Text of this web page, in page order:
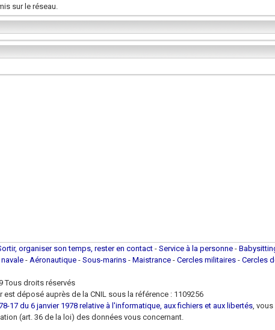
sur le réseau.
organiser son temps, rester en contact - Service à la personne -
- Aéronautique - Sous-marins - Maistrance - Cercles militaires - Cercles
Tous droits réservés
déposé auprès de la CNIL sous la référence : 1109256
17 du 6 janvier 1978 relative à l'informatique, aux fichiers et aux libertés,
(art. 36 de la loi) des données vous concernant.